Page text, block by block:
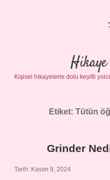
Gizlilik
Kişisel hikayelerle dolu keyifli
Etiket: Tütün
Grinder
Tarih: Kasım 9, 2024